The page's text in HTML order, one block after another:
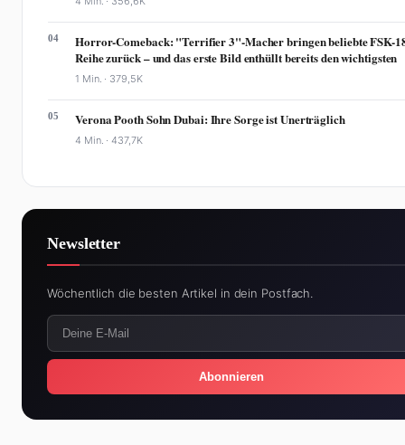
04
Horror-Comeback: "Terrifier 3"-Macher bringen beliebte FSK-
Reihe zurück – und das erste Bild enthüllt bereits den wichtigsten
1 Min. · 379,5K
05 Verona Pooth Sohn Dubai: Ihre Sorge ist Unerträglich
4 Min. ·437,7K
Newsletter
Wöchentlich die besten Artikel in dein Postfach.
Abonnieren